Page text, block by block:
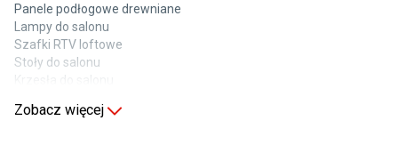
Panele podłogowe drewniane
Lampy do salonu
Szafki RTV loftowe
Stoły do salonu
Zobacz więcej